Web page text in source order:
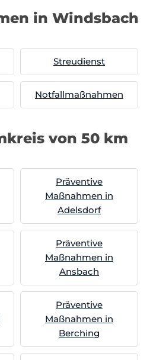
in Windsbach
Streudienst
Notfallmaßnahmen
von 50 km
Präventive
Maßnahmen in
Adelsdorf
Präventive
Maßnahmen in
Ansbach
Präventive
Maßnahmen in
Berching